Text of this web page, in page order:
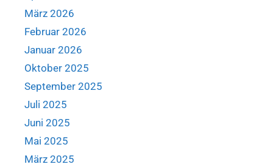
März 2026
Februar 2026
Januar 2026
Oktober 2025
September 2025
Juli 2025
Juni 2025
Mai 2025
März 2025